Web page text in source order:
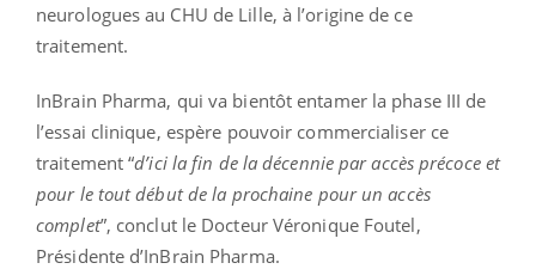
neurologues au CHU de Lille, à l’origine de ce
traitement.
InBrain Pharma, qui va bientôt entamer la phase III de
l’essai clinique, espère pouvoir commercialiser ce
traitement “d’ici la fin de la décennie par accès précoce et
pour le tout début de la prochaine pour un accès
complet”, conclut le Docteur Véronique Foutel,
Présidente d’InBrain Pharma.